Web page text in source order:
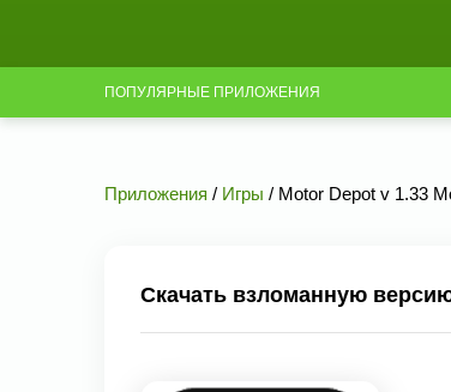
ПОПУЛЯРНЫЕ ПРИЛОЖЕНИЯ
Приложения / Игры / Motor Depot v 1.33
Скачать взломанную